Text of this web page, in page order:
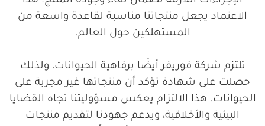
الاعتماد يجعل منتجاتنا مناسبة لقاعدة واسعة من
المستهلكين حول العالم.
تلتزم شركة فوريفر أيضًا برفاهية الحيوانات، ولذلك
حصلت على شهادة تؤكد أن منتجاتها غير مجربة على
الحيوانات. هذا الالتزام يعكس مسؤوليتنا تجاه القضايا
البيئية والأخلاقية، ويدعم جهودنا لتقديم منتجات